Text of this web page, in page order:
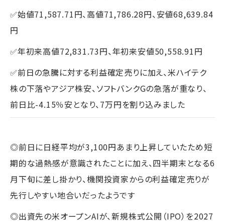
✅始値71,587.71円、高値71,786.28円、安値68,639.84
円
✅年初来高値72,831.73円、年初来安値50,558.91円
✅前日の急騰に対する利益確定売りに加え、米ハイテク
株の下落やアジア株安、ソフトバンクGの急落が重なり、
前日比-4.15％安となり、7万円を割り込みました
◎前日に日経平均が3,100円あまり上昇していたため短
期的な過熱感が意識されたことに加え、四半期末となる6
月下旬に差し掛かり、機関投資家からの利益確定売りが
先行しやすい地合いだったようです
◎出資先の米オープンAIが、新規株式公開（IPO）を2027